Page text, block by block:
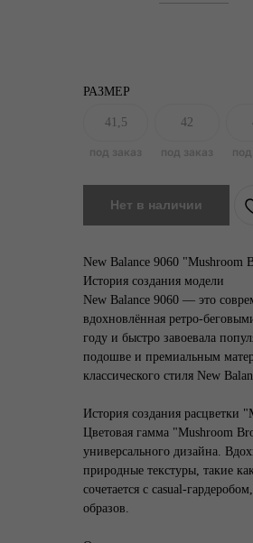
РАЗМЕР
41,5 42
Нет в наличии
New Balance 9060 "Mushroom
История создания модели
New Balance 9060 — это
вдохновлённая ретро-
году и быстро завоевала
подошве и премиальным
классического стиля New
История создания расцветки
Цветовая гамма "Mushroom
универсального дизайна.
природные текстуры, такие
сочетается с casual-
образов.